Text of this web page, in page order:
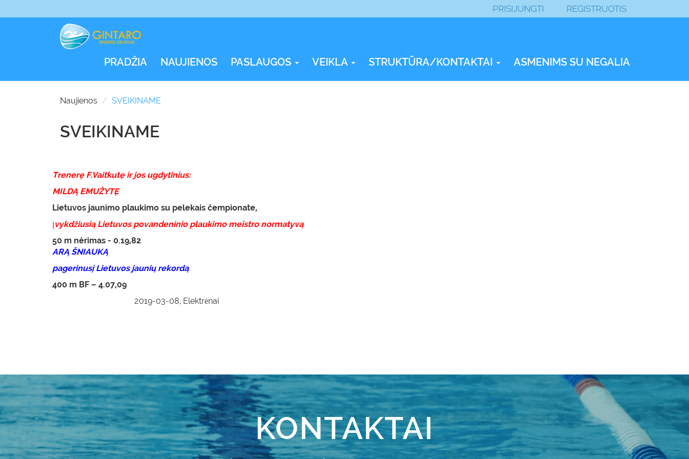
PRISIJUNGTI REGISTRUOTIS
PRADŽIA NAUJIENOS PASLAUGOS VEIKLA STRUKTŪRA/KONTAKTAI ASMENIMS SU NEGALIA
Naujienos SVEIKINAME
SVEIKINAME
Trenerę F.Vaitkutę ir jos ugdytinius:
MILDĄ EMUŽYTĘ
Lietuvos jaunimo plaukimo su pelekais čempionate,
įvykdžiusią Lietuvos povandeninio plaukimo meistro normatyvą
50 m nėrimas - 0.19,82
ARĄ ŠNIAUKĄ
pagerinusį Lietuvos jaunių rekordą
400 m BF – 4.07,09
2019-03-08, Elektrėnai
KONTAKTAI